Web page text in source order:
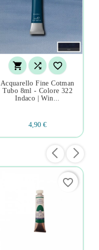
  
Acquarello Fine Cotman
Tubo 8ml - Colore 322
Indaco | Win...
4,90 €
favorite_border